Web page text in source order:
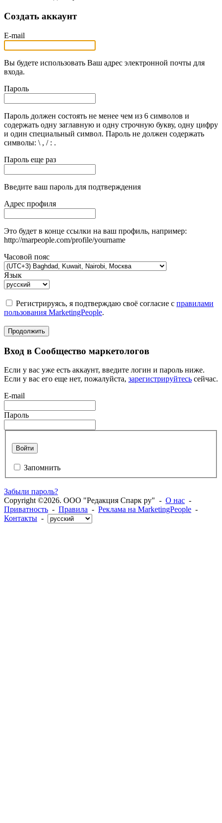
Создать аккаунт
E-mail
Вы будете использовать Ваш адрес электронной почты для
входа.
Пароль
Пароль должен состоять не менее чем из 6 символов и
содержать одну заглавную и одну строчную букву, одну цифру
и один специальный символ. Пароль не должен содержать
символы: \ , / : .
Пароль еще раз
Введите ваш пароль для подтверждения
Адрес профиля
Это будет в конце ссылки на ваш профиль, например:
http://marpeople.com/profile/yourname
Часовой пояс
Язык
Регистрируясь, я подтверждаю своё согласие с правилами
пользования MarketingPeople.
Продолжить
Вход в Сообщество маркетологов
Если у вас уже есть аккаунт, введите логин и пароль ниже.
Если у вас его еще нет, пожалуйста, зарегистрируйтесь сейчас.
E-mail
Пароль
Войти
Запомнить
Забыли пароль?
Copyright ©2026. ООО "Редакция Спарк ру" - О нас -
Приватность - Правила - Реклама на MarketingPeople -
Контакты -